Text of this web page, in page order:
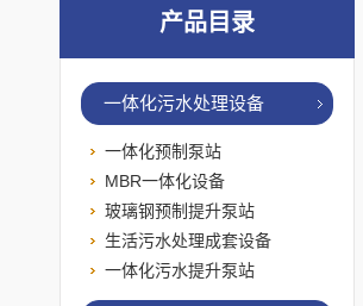
产品目录
一体化污水处理设备
一体化预制泵站
MBR一体化设备
玻璃钢预制提升泵站
生活污水处理成套设备
一体化污水提升泵站